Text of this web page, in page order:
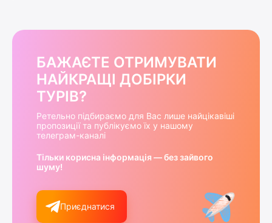
БАЖАЄТЕ ОТРИМУВАТИ
НАЙКРАЩІ ДОБІРКИ
ТУРІВ?
Ретельно підбираємо для Вас лише найцікавіші
пропозиції та публікуємо їх у нашому
телеграм-каналі
Тільки корисна інформація — без зайвого
шуму!
Приєднатися